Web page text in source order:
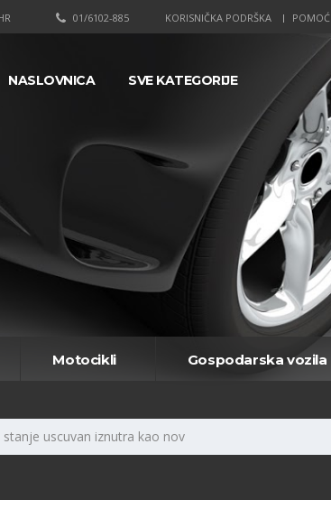
KORISNIČKA PODRŠKA POMOĆ
01/6102-885
NASLOVNICA SVE KATEGORIJE
Motocikli Gospodarska vozila